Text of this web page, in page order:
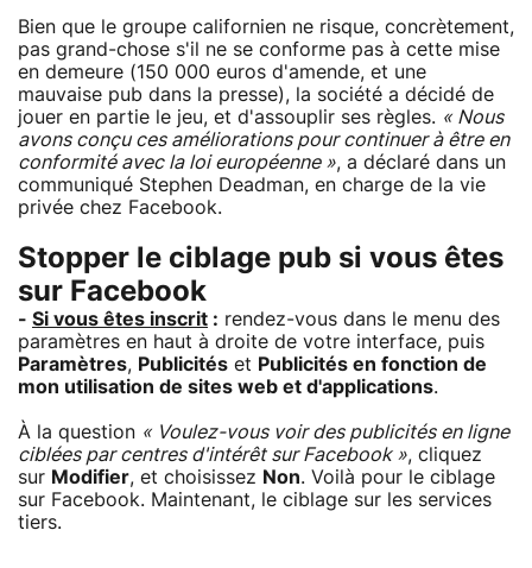
Bien que le groupe californien ne risque, concrètement,
pas grand-chose s'il ne se conforme pas à cette mise
en demeure (150 000 euros d'amende, et une
mauvaise pub dans la presse), la société a décidé de
jouer en partie le jeu, et d'assouplir ses règles. « Nous
avons conçu ces améliorations pour continuer à être en
conformité avec la loi européenne », a déclaré dans un
communiqué Stephen Deadman, en charge de la vie
privée chez Facebook.
Stopper le ciblage pub si vous êtes
sur Facebook
- Si vous êtes inscrit : rendez-vous dans le menu des
paramètres en haut à droite de votre interface, puis
Paramètres, Publicités et Publicités en fonction de
mon utilisation de sites web et d'applications.
À la question « Voulez-vous voir des publicités en ligne
ciblées par centres d'intérêt sur Facebook », cliquez
sur Modifier, et choisissez Non. Voilà pour le ciblage
sur Facebook. Maintenant, le ciblage sur les services
tiers.